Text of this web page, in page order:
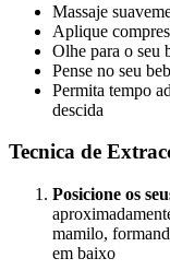
Massaje
Aplique
Olhe para o seu
Pense no seu
Permita tempo
descida
Tecnica de
Posicione os
mamilo,
em baixo